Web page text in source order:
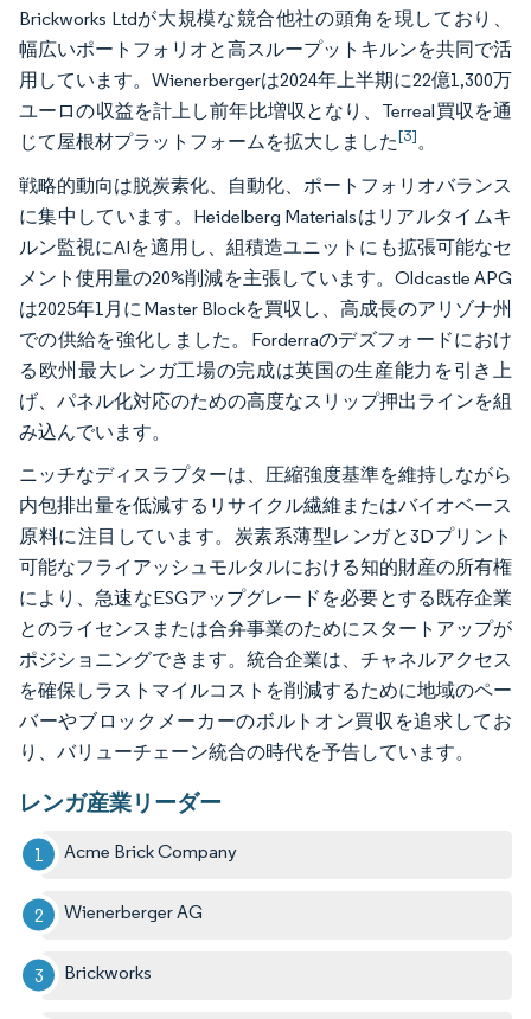
Brickworks Ltdが大規模な競合他社の頭角を現しており、
幅広いポートフォリオと高スループットキルンを共同で活
用しています。Wienerbergerは2024年上半期に22億1,300万
ユーロの収益を計上し前年比増収となり、Terreal買収を通
じて屋根材プラットフォームを拡大しました[3]。
戦略的動向は脱炭素化、自動化、ポートフォリオバランス
に集中しています。Heidelberg Materialsはリアルタイムキ
ルン監視にAIを適用し、組積造ユニットにも拡張可能なセ
メント使用量の20%削減を主張しています。Oldcastle APG
は2025年1月にMaster Blockを買収し、高成長のアリゾナ州
での供給を強化しました。Forderraのデズフォードにおけ
る欧州最大レンガ工場の完成は英国の生産能力を引き上
げ、パネル化対応のための高度なスリップ押出ラインを組
み込んでいます。
ニッチなディスラプターは、圧縮強度基準を維持しながら
内包排出量を低減するリサイクル繊維またはバイオベース
原料に注目しています。炭素系薄型レンガと3Dプリント
可能なフライアッシュモルタルにおける知的財産の所有権
により、急速なESGアップグレードを必要とする既存企業
とのライセンスまたは合弁事業のためにスタートアップが
ポジショニングできます。統合企業は、チャネルアクセス
を確保しラストマイルコストを削減するために地域のペー
バーやブロックメーカーのボルトオン買収を追求してお
り、バリューチェーン統合の時代を予告しています。
レンガ産業リーダー
Acme Brick Company
Wienerberger AG
Brickworks